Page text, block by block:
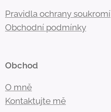
Pravidla ochrany soukromí
Obchodní podmínky
Obchod
O mně
Kontaktujte mě